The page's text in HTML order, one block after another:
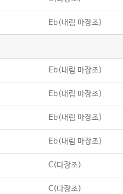
Eb(내림 마장조)
Eb(내림 마장조)
Eb(내림 마장조)
Eb(내림 마장조)
Eb(내림 마장조)
C(다장조)
C(다장조)